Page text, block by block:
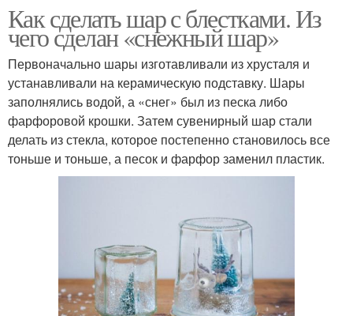
Стеклянный шар Шар с блестками
Как сделать шар с блестками. Из
чего сделан «снежный шар»
Первоначально шары изготавливали из хрусталя и
устанавливали на керамическую подставку. Шары
заполнялись водой, а «снег» был из песка либо
фарфоровой крошки. Затем сувенирный шар стали
делать из стекла, которое постепенно становилось все
тоньше и тоньше, а песок и фарфор заменил пластик.